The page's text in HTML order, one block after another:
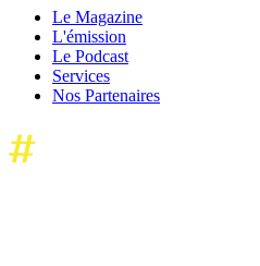
Le Magazine
L'émission
Le Podcast
Services
Nos Partenaires